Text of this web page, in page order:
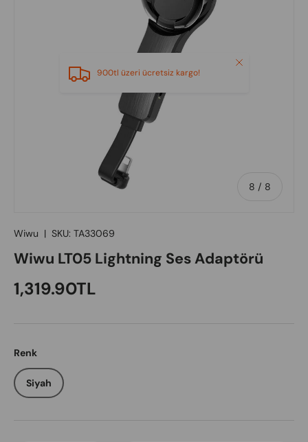
8 / of
8
900tl üzeri ücretsiz kargo!
Close
Wiwu | SKU: TA33069
Wiwu LT05 Lightning Ses Adaptörü
Regular price
1,319.90TL
Renk
Siyah